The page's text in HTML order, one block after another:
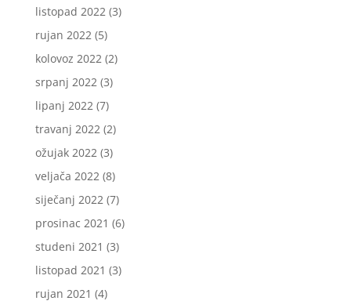
listopad 2022(3)
rujan 2022(5)
kolovoz 2022(2)
srpanj 2022(3)
lipanj 2022(7)
travanj 2022(2)
ožujak 2022(3)
veljača 2022(8)
siječanj 2022(7)
prosinac 2021 (6)
studeni 2021 (3)
listopad 2021 (3)
rujan 2021 (4)